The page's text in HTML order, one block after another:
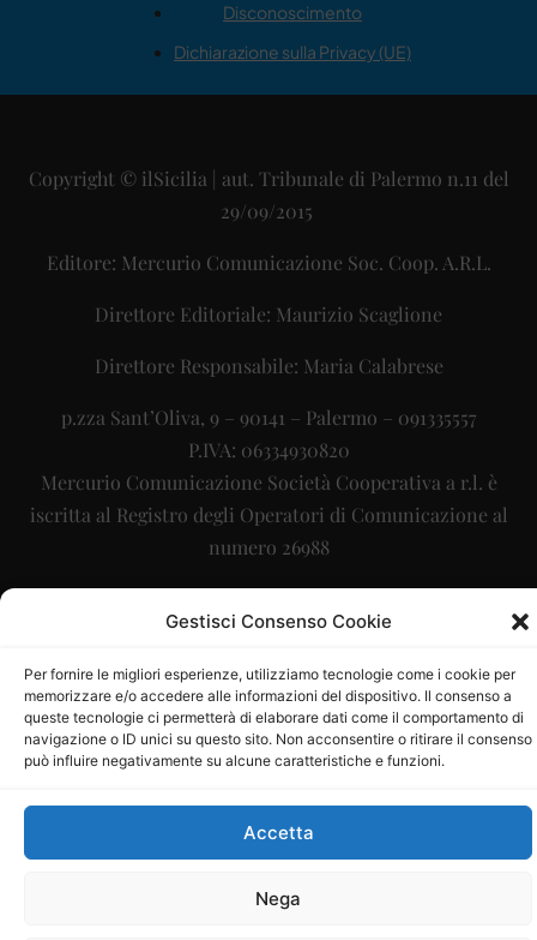
Gestisci Consenso Cookie
Per fornire le migliori esperienze, utilizziamo tecnologie come i cookie per
memorizzare e/o accedere alle informazioni del dispositivo. Il consenso a
queste tecnologie ci permetterà di elaborare dati come il comportamento di
navigazione o ID unici su questo sito. Non acconsentire o ritirare il consenso
può influire negativamente su alcune caratteristiche e funzioni.
Accetta
Nega
Disconoscimento
Dichiarazione sulla Privacy (UE)
Copyright © ilSicilia | aut. Tribunale di Palermo n.11 del
29/09/2015
Editore: Mercurio Comunicazione Soc. Coop. A.R.L.
Direttore Editoriale: Maurizio Scaglione
Direttore Responsabile: Maria Calabrese
p.zza Sant’Oliva, 9 – 90141 – Palermo – 091335557
P.IVA: 06334930820
Mercurio Comunicazione Società Cooperativa a r.l. è
iscritta al Registro degli Operatori di Comunicazione al
numero 26988